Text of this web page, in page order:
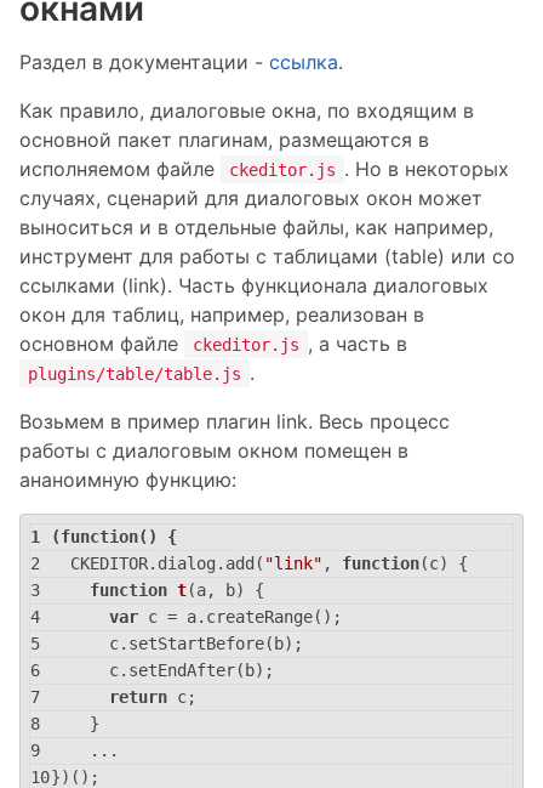
окнами
Раздел в документации - ссылка.
Как правило, диалоговые окна, по входящим в
основной пакет плагинам, размещаются в
исполняемом файле
ckeditor.js . Но в некоторых
случаях, сценарий для диалоговых окон может
выноситься и в отдельные файлы, как например,
инструмент для работы с таблицами (table) или со
ссылками (link). Часть функционала диалоговых
окон для таблиц, например, реализован в
основном файле
ckeditor.js , а часть в
plugins/table/table.js .
Возьмем в пример плагин link. Весь процесс
работы с диалоговым окном помещен в
ананоимную функцию:
(function( ) {
  CKEDITOR.dialog.add(
"link" , function(c) {
function t(a, b) {
var c = a.createRange();
      c.setStartBefore(b);
      c.setEndAfter(b);
return c;
    }
    ...
})();